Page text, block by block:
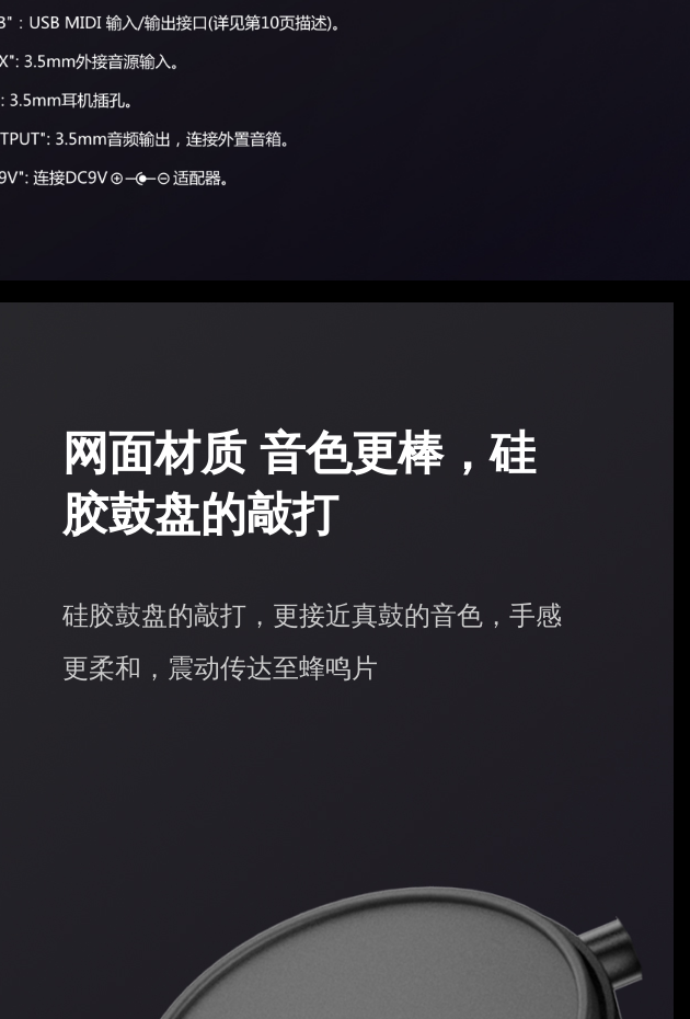
网面材质 音色更棒，硅
胶鼓盘的敲打
硅胶鼓盘的敲打，更接近真鼓的音色，手感
更柔和，震动传达至蜂鸣片